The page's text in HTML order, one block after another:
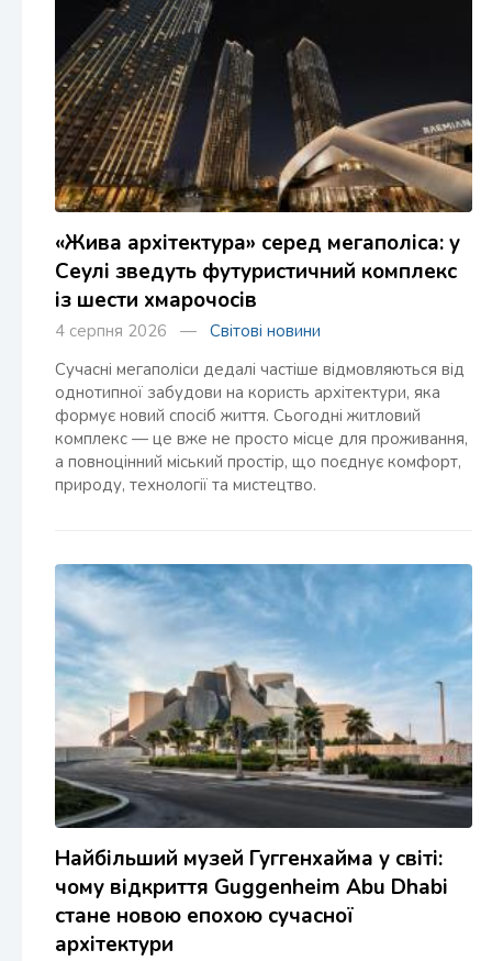
«Жива архітектура» серед мегаполіса: у
Сеулі зведуть футуристичний комплекс
із шести хмарочосів
4 серпня 2026 — Світові новини
Сучасні мегаполіси дедалі частіше відмовляються від
однотипної забудови на користь архітектури, яка
формує новий спосіб життя. Сьогодні житловий
комплекс — це вже не просто місце для проживання,
а повноцінний міський простір, що поєднує комфорт,
природу, технології та мистецтво.
Найбільший музей Гуггенхайма у світі:
чому відкриття Guggenheim Abu Dhabi
стане новою епохою сучасної
архітектури